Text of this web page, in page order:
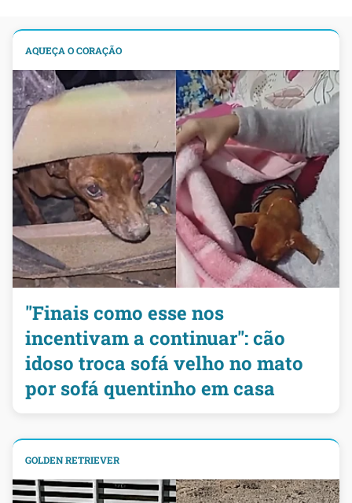
AQUEÇA O CORAÇÃO
"Finais como esse nos
incentivam a continuar": cão
idoso troca sofá velho no mato
por sofá quentinho em casa
GOLDEN RETRIEVER